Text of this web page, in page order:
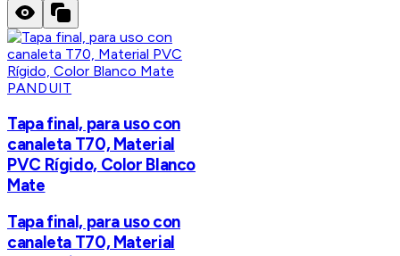
PANDUIT
Tapa final, para uso con
canaleta T70, Material
PVC Rígido, Color Blanco
Mate
Tapa final, para uso con
canaleta T70, Material